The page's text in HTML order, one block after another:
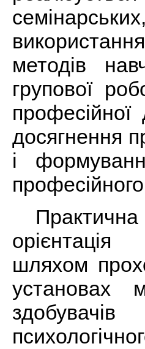
методів
групової
досягнення
і
шляхом
установах